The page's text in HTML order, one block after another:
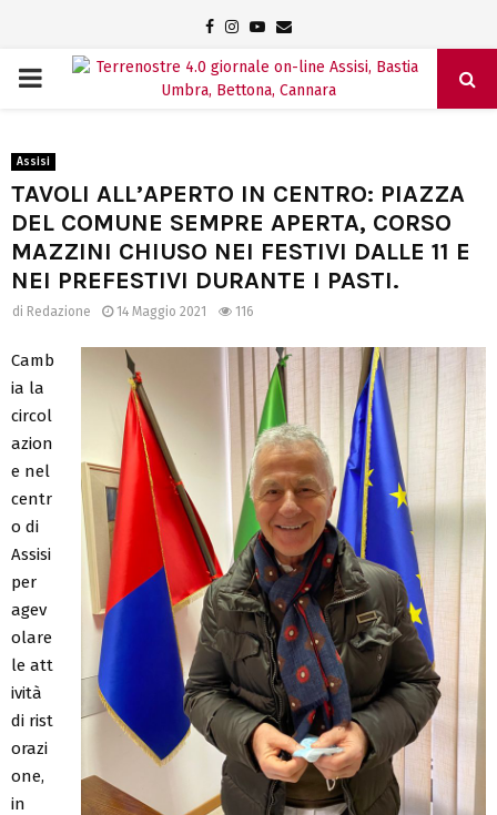
Facebook
Instagram
Youtube
Email
PRIMARY
Assisi
TAVOLI ALL’APERTO IN CENTRO: PIAZZA
DEL COMUNE SEMPRE APERTA, CORSO
MAZZINI CHIUSO NEI FESTIVI DALLE 11 E
NEI PREFESTIVI DURANTE I PASTI.
di Redazione 14 Maggio 2021 116
Camb
ia la
circol
azion
e nel
centr
o di
Assisi
per
agev
olare
le att
ività
di rist
orazi
one,
in